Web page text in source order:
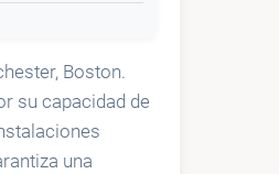
Boston.
su capacidad de
una